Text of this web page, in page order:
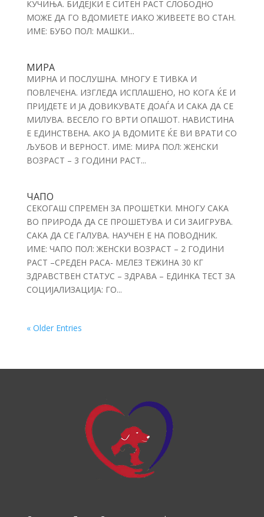
КУЧИЊА. БИДЕЈКИ Е СИТЕН РАСТ СЛОБОДНО
МОЖЕ ДА ГО ВДОМИЕТЕ ИАКО ЖИВЕЕТЕ ВО СТАН.
ИМЕ: БУБО ПОЛ: МАШКИ...
МИРА
МИРНА И ПОСЛУШНА. МНОГУ Е ТИВКА И
ПОВЛЕЧЕНА. ИЗГЛЕДА ИСПЛАШЕНО, НО КОГА ЌЕ И
ПРИЈДЕТЕ И ЈА ДОВИКУВАТЕ ДОАЃА И САКА ДА СЕ
МИЛУВА. ВЕСЕЛО ГО ВРТИ ОПАШОТ. НАВИСТИНА
Е ЕДИНСТВЕНА. АКО ЈА ВДОМИТЕ ЌЕ ВИ ВРАТИ СО
ЉУБОВ И ВЕРНОСТ. ИМЕ: МИРА ПОЛ: ЖЕНСКИ
ВОЗРАСТ – 3 ГОДИНИ РАСТ...
ЧАПО
СЕКОГАШ СПРЕМЕН ЗА ПРОШЕТКИ. МНОГУ САКА
ВО ПРИРОДА ДА СЕ ПРОШЕТУВА И СИ ЗАИГРУВА.
САКА ДА СЕ ГАЛУВА. НАУЧЕН Е НА ПОВОДНИК.
ИМЕ: ЧАПО ПОЛ: ЖЕНСКИ ВОЗРАСТ – 2 ГОДИНИ
РАСТ –СРЕДЕН РАСА- МЕЛЕЗ ТЕЖИНА 30 КГ
ЗДРАВСТВЕН СТАТУС – ЗДРАВА – ЕДИНКА ТЕСТ ЗА
СОЦИЈАЛИЗАЦИЈА: ГО...
« Older Entries